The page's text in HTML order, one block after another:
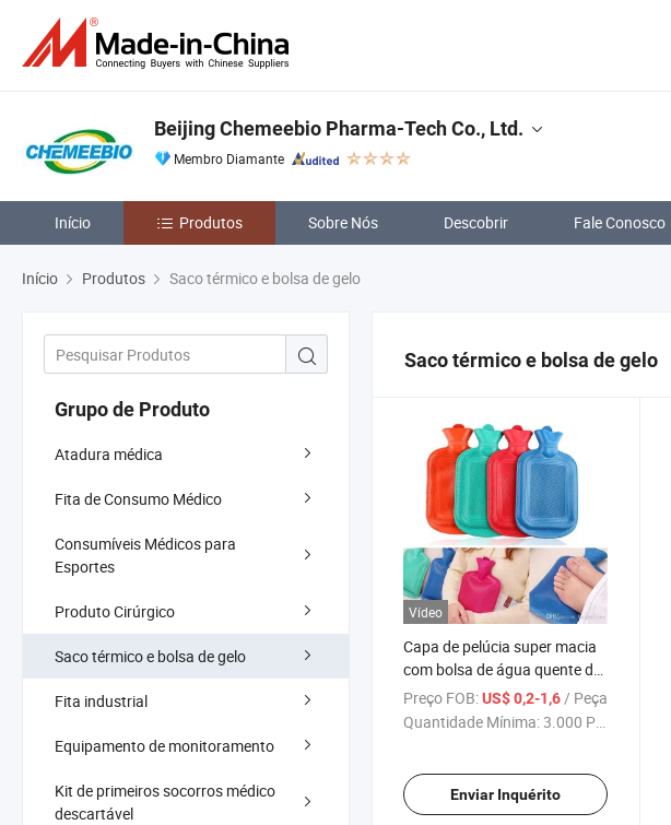
Beijing Chemeebio Pharma-Tech Co., Ltd.
Membro Diamante
Início Produtos Sobre Nós Descobrir Fale Conosco
Início Produtos Saco térmico e bolsa de gelo
Grupo de Produto
Atadura médica
Fita de Consumo Médico
Consumíveis Médicos para
Esportes
Produto Cirúrgico
Saco térmico e bolsa de gelo
Fita industrial
Equipamento de monitoramento
Kit de primeiros socorros médico
descartável
Saco térmico e bolsa de gelo
Vídeo
Capa de pelúcia super macia
com bolsa de água quente de
alta capacidade em borracha
quente
Preço FOB:US$ 0,2-1,6/ Peça
Quantidade Mínima:3.000 Peças
Enviar Inquérito